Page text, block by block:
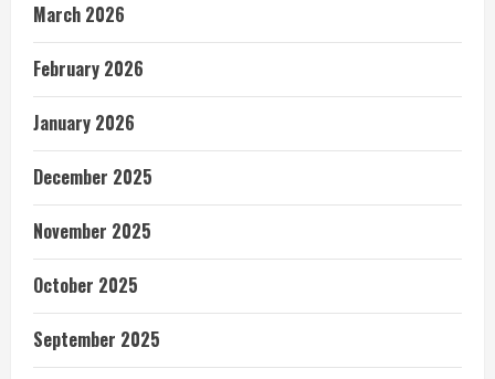
March 2026
February 2026
January 2026
December 2025
November 2025
October 2025
September 2025